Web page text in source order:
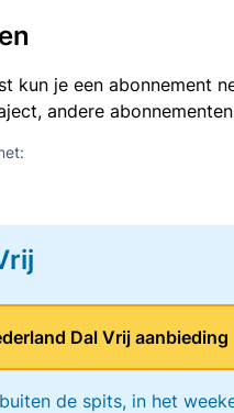
kun je een abonnement
andere
Dal Vrij aanbieding
de spits, in het